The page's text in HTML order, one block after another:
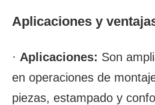
Aplicaciones y
· Aplicaciones: Son
en operaciones de
piezas, estampado y